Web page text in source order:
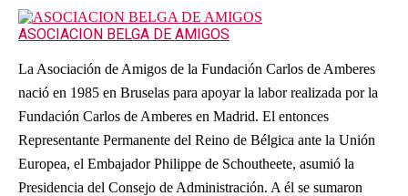
ASOCIACION BELGA DE AMIGOS
La Asociación de Amigos de la Fundación Carlos de Amberes
nació en 1985 en Bruselas para apoyar la labor realizada por la
Fundación Carlos de Amberes en Madrid. El entonces
Representante Permanente del Reino de Bélgica ante la Unión
Europea, el Embajador Philippe de Schoutheete, asumió la
Presidencia del Consejo de Administración. A él se sumaron